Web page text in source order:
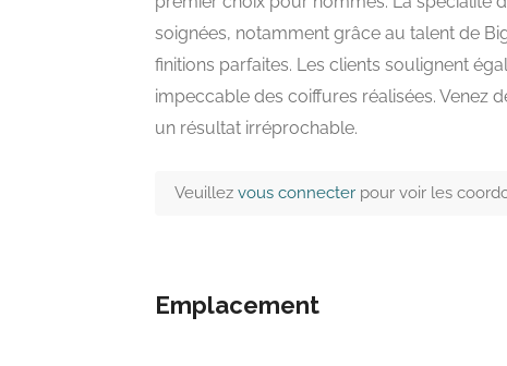
soignées, notamment grâce au talent de
finitions parfaites. Les clients soulignent
impeccable des coiffures réalisées.
un résultat irréprochable.
Veuillez vous connecter pour voir les
Emplacement